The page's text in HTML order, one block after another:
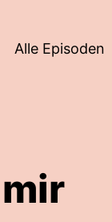
Alle Episoden